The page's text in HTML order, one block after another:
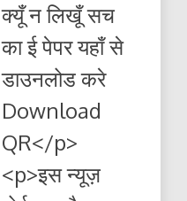
सच
04.08.2026
ई-
पेपर
यहाँ
पढ़ें
डाउनलोड
करे
क्यूँ न लिखूँ सच
का ई पेपर यहाँ से
डाउनलोड करे
Download
QR</p>
<p>इस न्यूज़